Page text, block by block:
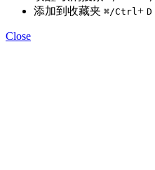
添加到收藏夹 ⌘/Ctrl+ D
Close